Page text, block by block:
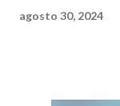
agosto 30, 2024